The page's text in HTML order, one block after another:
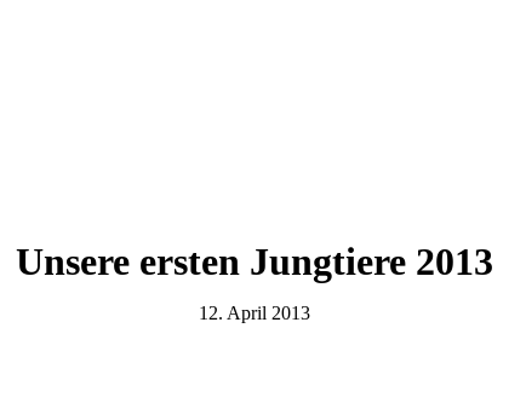
Unsere ersten Jungtiere 2013
12. April 2013